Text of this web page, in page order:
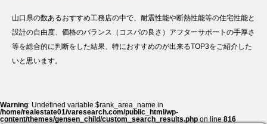
山口県の数あるおすすめ工務店の中で、耐震性能や断熱性能等の住宅性能と
設計の自由度、価格のバランス（コスパの良さ）アフターサポートの手厚さ
等を総合的に判断をした結果、特におすすめのが出来るTOP3をご紹介した
いと思います。
Warning: Undefined variable $rank_area_name in
/home/realestate01/varesearch.com/public_html/wp-
content/themes/gensen_child/custom_search_results.phpon line816